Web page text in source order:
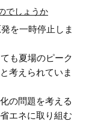
でしょうか
を一時停止しま
も夏場のピーク
考えられていま
の問題を考える
エネに取り組む